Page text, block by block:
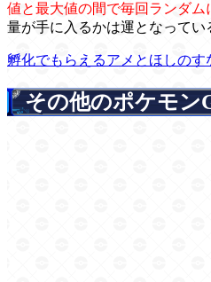
値と最大値の間で毎回ランダム
量が手に入るかは運となってい
孵化でもらえるアメとほしのす
その他のポケモン